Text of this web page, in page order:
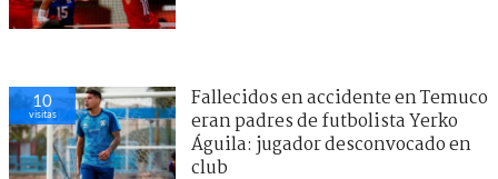
10
visitas
Fallecidos en accidente en Temuco
eran padres de futbolista Yerko
Águila: jugador desconvocado en
club